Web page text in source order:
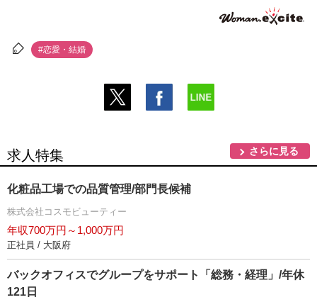
#恋愛・結婚
求人特集 さらに見る
化粧品工場での品質管理/部門長候補
株式会社コスモビューティー
年収700万円～1,000万円
正社員 / 大阪府
バックオフィスでグループをサポート「総務・経理」/年休
121日